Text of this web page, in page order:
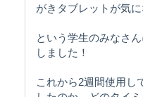
がきタブレットが気に
という学生のみなさ
しました！
これから2週間使用し